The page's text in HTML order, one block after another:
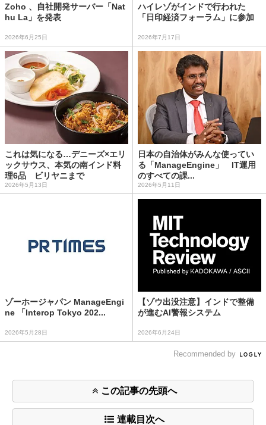
Zoho 、自社開発サーバー「Nat
hu La」を発表
2026年6月25日
ハイレゾがインドで行われた
「日印経済フォーラム」に参加
2026年7月17日
これは気になる…デニーズ×エリ
ックサウス、本気の南インド料
理6品 ビリヤニまで
2026年5月13日
日本の自治体がみんな使ってい
る「ManageEngine」 IT運用
のすべての課...
2026年5月11日
ゾーホージャパン ManageEngi
ne 「Interop Tokyo 202...
2026年5月28日
【ゾウ出没注意】インドで整備
が進むAI警報システム
2026年6月24日
Recommended by
この記事の先頭へ
連載目次へ